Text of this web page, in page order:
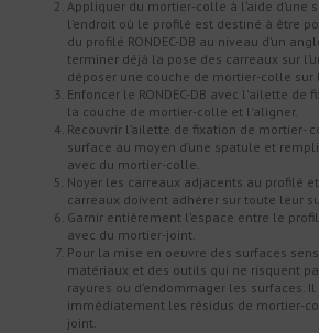
Appliquer du mortier-colle à l’aide d’une
l’endroit où le profilé est destiné à être
du profilé RONDEC-DB au niveau d’un
terminer déjà la pose des carreaux sur
déposer une couche de mortier-colle sur
Enfoncer le RONDEC-DB avec l'ailette de
la couche de mortier-colle et l'aligner.
Recouvrir l’ailette de fixation de mortier-
surface au moyen d’une spatule et
avec du mortier-colle.
Noyer les carreaux adjacents au profilé
carreaux doivent adhérer sur toute leur
Garnir entièrement l’espace entre le
avec du mortier-joint.
Pour la mise en oeuvre des surfaces
matériaux et des outils qui ne risquent
rayures ou d’endommager les surfaces.
immédiatement les résidus de mortier-
joint.